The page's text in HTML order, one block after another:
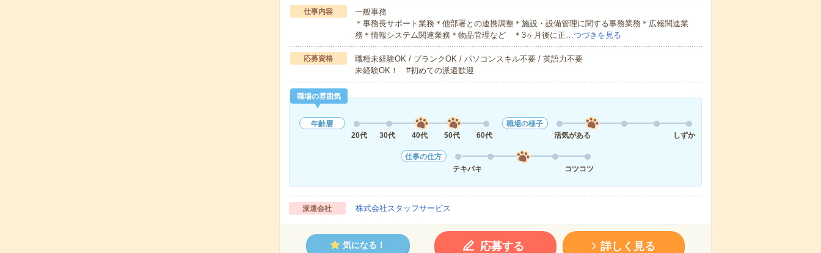
仕事内容
一般事務
＊事務長サポート業務＊他部署との連携調整＊施設・設備管理に関する事務業務＊広報関連業
務＊情報システム関連業務＊物品管理など ＊3ヶ月後に正… つづきを見る
応募資格
職種未経験OK / ブランクOK / パソコンスキル不要 / 英語力不要
未経験OK！ #初めての派遣歓迎
職場の雰囲気
年齢層
20代
30代 40代 50代 60代
職場の様子
活気がある
しずか
仕事の仕方
テキパキ
コツコツ
派遣会社 株式会社スタッフサービス
気になる！ 応募する 詳しく見る